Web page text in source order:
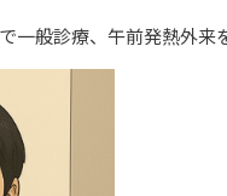
般診療、午前発熱外来